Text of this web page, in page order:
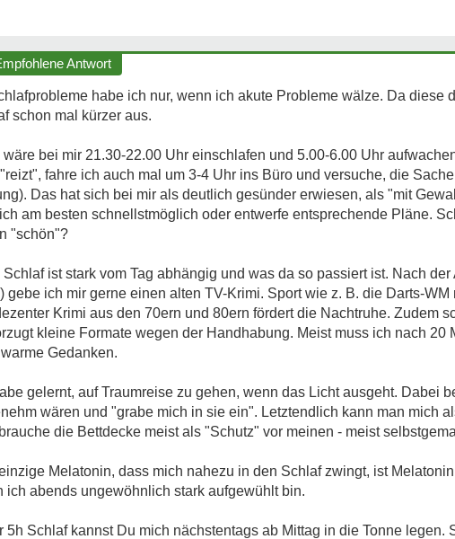
Antwort
habe ich nur, wenn ich akute Probleme wälze. Da diese
schon mal kürzer aus.
wäre bei mir 21.30-22.00 Uhr einschlafen und 5.00-6.00 Uhr
fahre ich auch mal um 3-4 Uhr ins Büro und versuche, die
Das hat sich bei mir als deutlich gesünder erwiesen, als "mit
am besten schnellstmöglich oder entwerfe entsprechende Pläne.
"schön"?
Schlaf ist stark vom Tag abhängig und was da so passiert ist. Nach
gebe ich mir gerne einen alten TV-Krimi. Sport wie z. B. die Darts-
Krimi aus den 70ern und 80ern fördert die Nachtruhe. Zudem
kleine Formate wegen der Handhabung. Meist muss ich nach
Gedanken.
gelernt, auf Traumreise zu gehen, wenn das Licht ausgeht. Dabei
wären und "grabe mich in sie ein". Letztendlich kann man mich
die Bettdecke meist als "Schutz" vor meinen - meist
Melatonin, dass mich nahezu in den Schlaf zwingt, ist
ich abends ungewöhnlich stark aufgewühlt bin.
5h Schlaf kannst Du mich nächstentags ab Mittag in die Tonne